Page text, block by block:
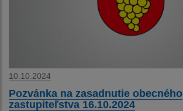
10.10.2024
Pozvánka na zasadnutie obecného
zastupiteľstva 16.10.2024